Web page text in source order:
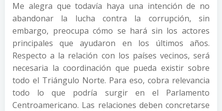
Me alegra que todavía haya una intención de no
abandonar la lucha contra la corrupción, sin
embargo, preocupa cómo se hará sin los actores
principales que ayudaron en los últimos años.
Respecto a la relación con los países vecinos, será
necesaria la coordinación que pueda existir sobre
todo el Triángulo Norte. Para eso, cobra relevancia
todo lo que podría surgir en el Parlamento
Centroamericano. Las relaciones deben concretarse